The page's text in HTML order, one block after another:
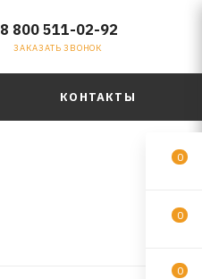
8 800 511-02-92
ЗАКАЗАТЬ ЗВОНОК
КОНТАКТЫ
0
0
0